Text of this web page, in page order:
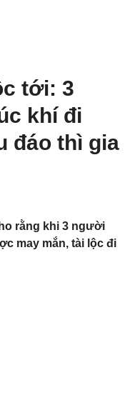
tới: 3
khí đi
đáo thì gia
rằng khi 3 người
may mắn, tài lộc đi